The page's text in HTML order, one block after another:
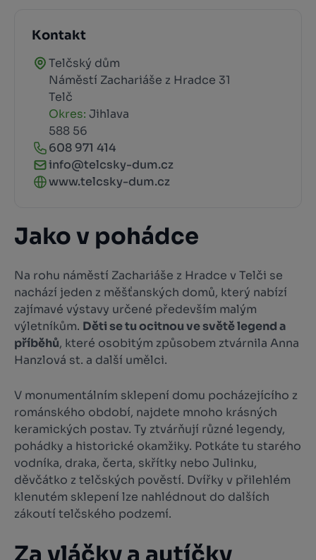
Kontakt
Telčský dům
Náměstí Zachariáše z Hradce 31
Telč
Okres: Jihlava
588 56
608 971 414
info@telcsky-dum.cz
www.telcsky-dum.cz
Jako v pohádce
Na rohu náměstí Zachariáše z Hradce v Telči se
nachází jeden z měšťanských domů, který nabízí
zajímavé výstavy určené především malým
výletníkům. Děti se tu ocitnou ve světě legend a
příběhů, které osobitým způsobem ztvárnila Anna
Hanzlová st. a další umělci.
V monumentálním sklepení domu pocházejícího z
románského období, najdete mnoho krásných
keramických postav. Ty ztvárňují různé legendy,
pohádky a historické okamžiky. Potkáte tu starého
vodníka, draka, čerta, skřítky nebo Julinku,
děvčátko z telčských pověstí. Dvířky v přilehlém
klenutém sklepení lze nahlédnout do dalších
zákoutí telčského podzemí.